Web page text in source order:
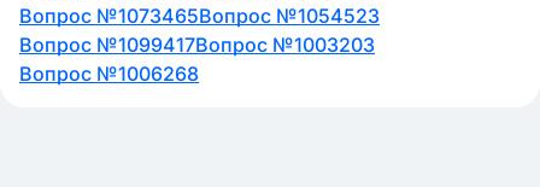
Вопрос №1073465Вопрос №1054523
Вопрос №1099417Вопрос №1003203
Вопрос №1006268